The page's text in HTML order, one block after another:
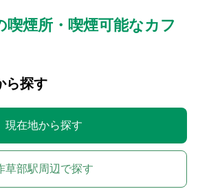
喫煙所・喫煙可能なカフ
ら探す
現在地から探す
草部駅周辺で探す